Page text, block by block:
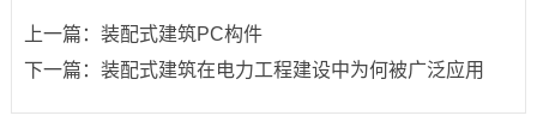
上一篇： 装配式建筑PC构件
下一篇： 装配式建筑在电力工程建设中为何被广泛应用